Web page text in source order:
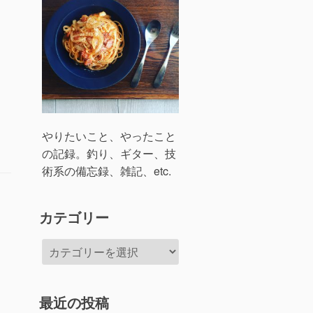
やりたいこと、やったこと
の記録。釣り、ギター、技
術系の備忘録、雑記、etc.
カテゴリー
テ
ー
最近の投稿